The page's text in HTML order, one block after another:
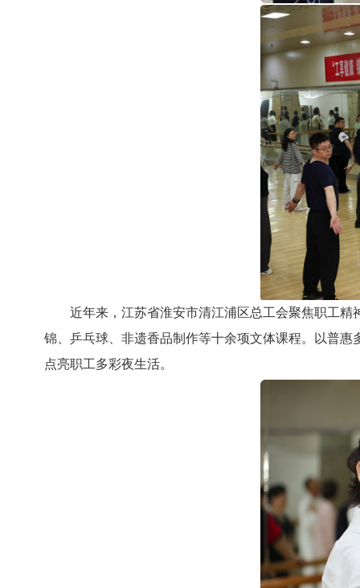
近年来，江苏省淮安市清江浦区总工会聚焦职工
锦、乒乓球、非遗香品制作等十余项文体课程。以普
点亮职工多彩夜生活。